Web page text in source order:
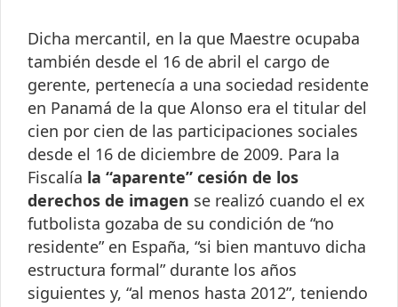
Dicha mercantil, en la que Maestre ocupaba
también desde el 16 de abril el cargo de
gerente, pertenecía a una sociedad residente
en Panamá de la que Alonso era el titular del
cien por cien de las participaciones sociales
desde el 16 de diciembre de 2009. Para la
Fiscalía la “aparente” cesión de los
derechos de imagen se realizó cuando el ex
futbolista gozaba de su condición de “no
residente” en España, “si bien mantuvo dicha
estructura formal” durante los años
siguientes y, “al menos hasta 2012”, teniendo